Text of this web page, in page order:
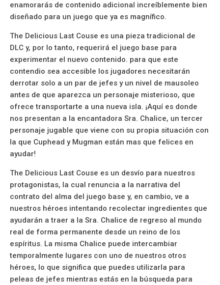
enamorarás de contenido adicional increíblemente bien
diseñado para un juego que ya es magnífico.
The Delicious Last Couse es una pieza tradicional de
DLC y, por lo tanto, requerirá el juego base para
experimentar el nuevo contenido. para que este
contendio sea accesible los jugadores necesitarán
derrotar solo a un par de jefes y un nivel de mausoleo
antes de que aparezca un personaje misterioso, que
ofrece transportarte a una nueva isla. ¡Aquí es donde
nos presentan a la encantadora Sra. Chalice, un tercer
personaje jugable que viene con su propia situación con
la que Cuphead y Mugman están mas que felices en
ayudar!
The Delicious Last Couse es un desvío para nuestros
protagonistas, la cual renuncia a la narrativa del
contrato del alma del juego base y, en cambio, ve a
nuestros héroes intentando recolectar ingredientes que
ayudarán a traer a la Sra. Chalice de regreso al mundo
real de forma permanente desde un reino de los
espíritus. La misma Chalice puede intercambiar
temporalmente lugares con uno de nuestros otros
héroes, lo que significa que puedes utilizarla para
peleas de jefes mientras estás en la búsqueda para